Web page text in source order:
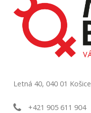
Letná 40, 040 01 Košice
+421 905 611 904